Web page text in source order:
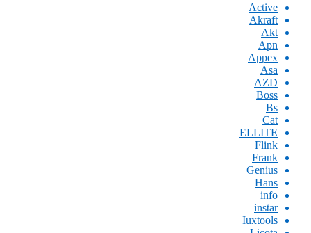
Active
Akraft
Akt
Apn
Appex
Asa
AZD
Boss
Bs
Cat
ELLITE
Flink
Frank
Genius
Hans
info
instar
Iuxtools